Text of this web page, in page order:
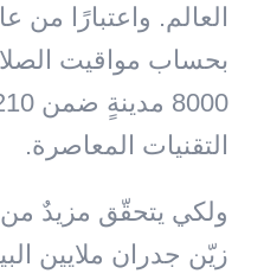
بحساب مواقيت
التقنيات المعاصرة.
ولكي يتحقّق مزيدٌ من
زيّن جدران ملايين